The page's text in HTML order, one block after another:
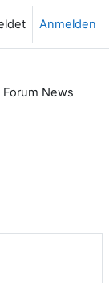
Anmelden
Forum News